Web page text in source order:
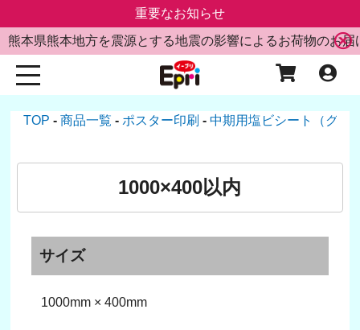
重要なお知らせ
熊本県熊本地方を震源とする地震の影響によるお荷物のお届
TOP 商品一覧 ポスター印刷 中期用塩ビシート（グレ
1000×400以内
サイズ
1000mm × 400mm